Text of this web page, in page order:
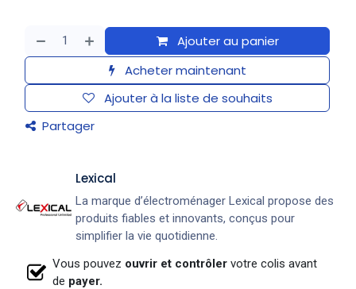
Ajouter au panier
Acheter maintenant
Ajouter à la liste de souhaits
Partager
Lexical
La marque d’électroménager Lexical propose des
produits fiables et innovants, conçus pour
simplifier la vie quotidienne.
Vous pouvez ouvrir et contrôler votre colis avant
de payer.